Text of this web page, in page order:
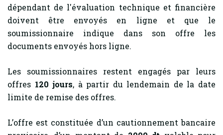
dépendant de l'évaluation technique et financière
doivent être envoyés en ligne et que le
soumissionnaire indique dans son offre les
documents envoyés hors ligne.
Les soumissionnaires restent engagés par leurs
offres 120 jours, à partir du lendemain de la date
limite de remise des offres.
L’offre est constituée d’un cautionnement bancaire